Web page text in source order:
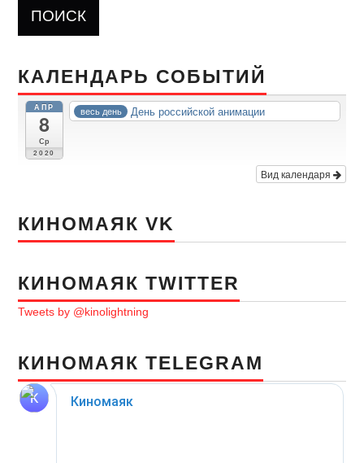
КАЛЕНДАРЬ СОБЫТИЙ
АПР
8
Ср
2020
весь день День российской анимации
Вид календаря
КИНОМАЯК VK
КИНОМАЯК TWITTER
Tweets by @kinolightning
КИНОМАЯК TELEGRAM